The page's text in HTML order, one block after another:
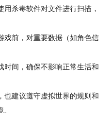
杀毒软件对文件进行扫描，
前，对重要数据（如角色信
间，确保不影响正常生活和
建议遵守虚拟世界的规则和